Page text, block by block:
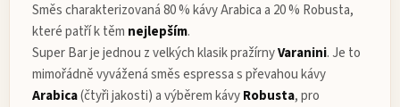
Směs charakterizovaná 80 % kávy Arabica a 20 % Robusta,
které patří k těm nejlepším.
Super Bar je jednou z velkých klasik pražírnyVaranini. Je to
mimořádně vyvážená směs espressa s převahou kávy
Arabica(čtyři jakosti) a výběrem kávyRobusta, pro